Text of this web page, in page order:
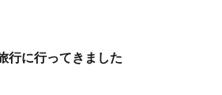
行に行ってきました